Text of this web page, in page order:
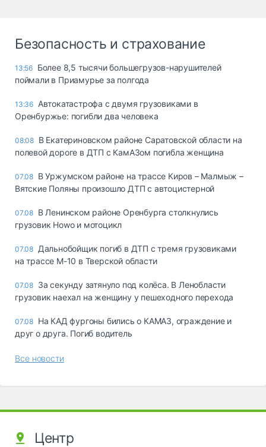
Безопасность и страхование
13:56 Более 8,5 тысячи большегрузов-нарушителей
поймали в Приамурье за полгода
13:36 Автокатастрофа с двумя грузовиками в
Оренбуржье: погибли два человека
08:08 В Екатериновском районе Саратовской области на
полевой дороге в ДТП с КамАЗом погибла женщина
07.08 В Уржумском районе на трассе Киров – Малмыж –
Вятские Поляны произошло ДТП с автоцистерной
07.08 В Ленинском районе Оренбурга столкнулись
грузовик Howo и мотоцикл
07.08 Дальнобойщик погиб в ДТП с тремя грузовиками
на трассе М-10 в Тверской области
07.08 За секунду затянуло под колёса. В Ленобласти
грузовик наехал на женщину у пешеходного перехода
07.08 На КАД фургоны бились о КАМАЗ, ограждение и
друг о друга. Погиб водитель
Все новости
Центр